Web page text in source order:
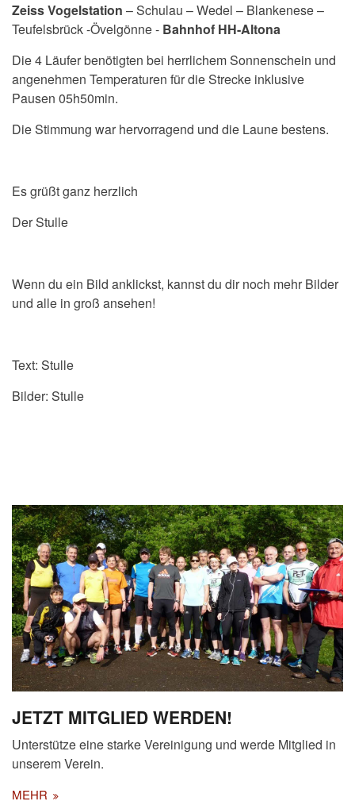
Zeiss Vogelstation – Schulau – Wedel – Blankenese –
Teufelsbrück -Övelgönne - Bahnhof HH-Altona
Die 4 Läufer benötigten bei herrlichem Sonnenschein und
angenehmen Temperaturen für die Strecke inklusive
Pausen 05h50min.
Die Stimmung war hervorragend und die Laune bestens.
Es grüßt ganz herzlich
Der Stulle
Wenn du ein Bild anklickst, kannst du dir noch mehr Bilder
und alle in groß ansehen!
Text: Stulle
Bilder: Stulle
JETZT MITGLIED WERDEN!
Unterstütze eine starke Vereinigung und werde Mitglied in
unserem Verein.
MEHR